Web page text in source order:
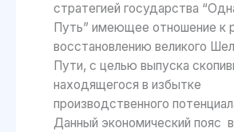
стратегией государства
Путь” имеющее отношение к
восстановлению великого
Пути, с целью выпуска
находящегося в избытке
производственного
Данный экономический пояс